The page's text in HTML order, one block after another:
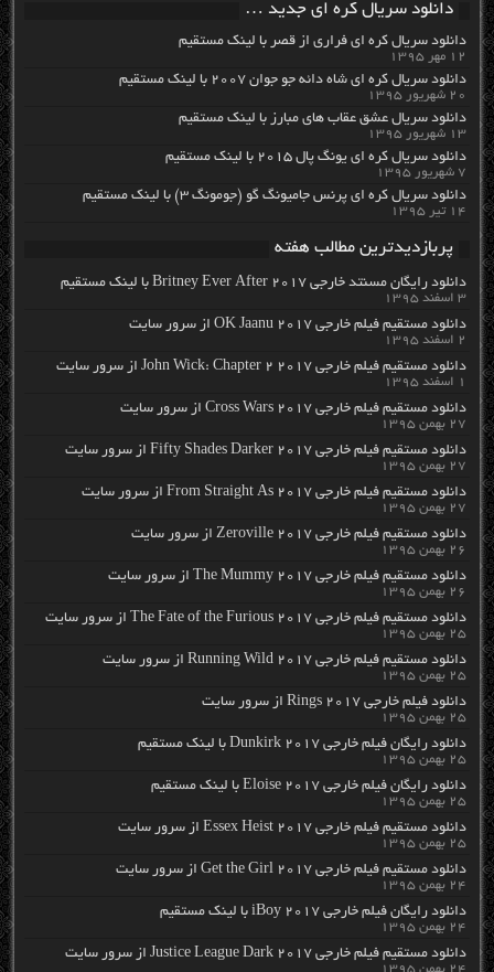
دانلود سریال کره ای جدید …
دانلود سریال کره ای فراری از قصر با لینک مستقیم
۱۲ مهر ۱۳۹۵
دانلود سریال کره ای شاه دائه جو جوان ۲۰۰۷ با لینک مستقیم
۲۰ شهریور ۱۳۹۵
دانلود سریال عشق عقاب های مبارز با لینک مستقیم
۱۳ شهریور ۱۳۹۵
دانلود سریال کره ای یونگ پال ۲۰۱۵ با لینک مستقیم
۷ شهریور ۱۳۹۵
دانلود سریال کره ای پرنس جامیونگ گو (جومونگ ۳) با لینک مستقیم
۱۴ تیر ۱۳۹۵
پربازدیدترین مطالب هفته
دانلود رایگان مسنتد خارجی Britney Ever After 2017 با لینک مستقیم
۳ اسفند ۱۳۹۵
دانلود مستقیم فیلم خارجی OK Jaanu 2017 از سرور سایت
۲ اسفند ۱۳۹۵
دانلود مستقیم فیلم خارجی John Wick: Chapter 2 2017 از سرور سایت
۱ اسفند ۱۳۹۵
دانلود مستقیم فیلم خارجی Cross Wars 2017 از سرور سایت
۲۷ بهمن ۱۳۹۵
دانلود مستقیم فیلم خارجی Fifty Shades Darker 2017 از سرور سایت
۲۷ بهمن ۱۳۹۵
دانلود مستقیم فیلم خارجی From Straight As 2017 از سرور سایت
۲۷ بهمن ۱۳۹۵
دانلود مستقیم فیلم خارجی Zeroville 2017 از سرور سایت
۲۶ بهمن ۱۳۹۵
دانلود مستقیم فیلم خارجی The Mummy 2017 از سرور سایت
۲۶ بهمن ۱۳۹۵
دانلود مستقیم فیلم خارجی The Fate of the Furious 2017 از سرور سایت
۲۵ بهمن ۱۳۹۵
دانلود مستقیم فیلم خارجی Running Wild 2017 از سرور سایت
۲۵ بهمن ۱۳۹۵
دانلود فیلم خارجی Rings 2017 از سرور سایت
۲۵ بهمن ۱۳۹۵
دانلود رایگان فیلم خارجی Dunkirk 2017 با لینک مستقیم
۲۵ بهمن ۱۳۹۵
دانلود رایگان فیلم خارجی Eloise 2017 با لینک مستقیم
۲۵ بهمن ۱۳۹۵
دانلود مستقیم فیلم خارجی Essex Heist 2017 از سرور سایت
۲۵ بهمن ۱۳۹۵
دانلود مستقیم فیلم خارجی Get the Girl 2017 از سرور سایت
۲۴ بهمن ۱۳۹۵
دانلود رایگان فیلم خارجی iBoy 2017 با لینک مستقیم
۲۴ بهمن ۱۳۹۵
دانلود مستقیم فیلم خارجی Justice League Dark 2017 از سرور سایت